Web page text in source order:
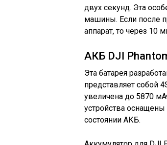
двух секунд. Эта
машины. Если после
аппарат, то через 10
АКБ DJI
Эта батарея
представляет собой
увеличена до 5870
устройства
состоянии АКБ.